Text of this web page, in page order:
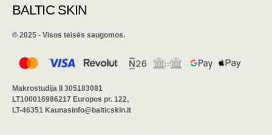
BALTIC SKIN
©️ 2025 - Visos teisės saugomos.
Makrostudija II 305183081
LT100016986217 Europos pr. 122,
LT-46351 Kaunasinfo@balticskin.lt